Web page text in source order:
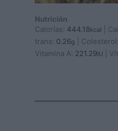
Nutrición
Calorías: 444.18kcal
trans: 0.26g Colesterol:
Vitamina A: 221.29IU